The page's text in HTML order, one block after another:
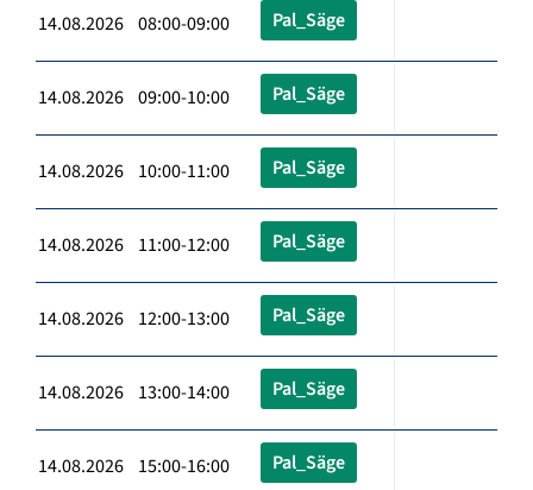
14.08.2026 08:00-09:00 Pal_Säge
14.08.2026 09:00-10:00 Pal_Säge
14.08.2026 10:00-11:00 Pal_Säge
14.08.2026 11:00-12:00 Pal_Säge
14.08.2026 12:00-13:00 Pal_Säge
14.08.2026 13:00-14:00 Pal_Säge
14.08.2026 15:00-16:00 Pal_Säge